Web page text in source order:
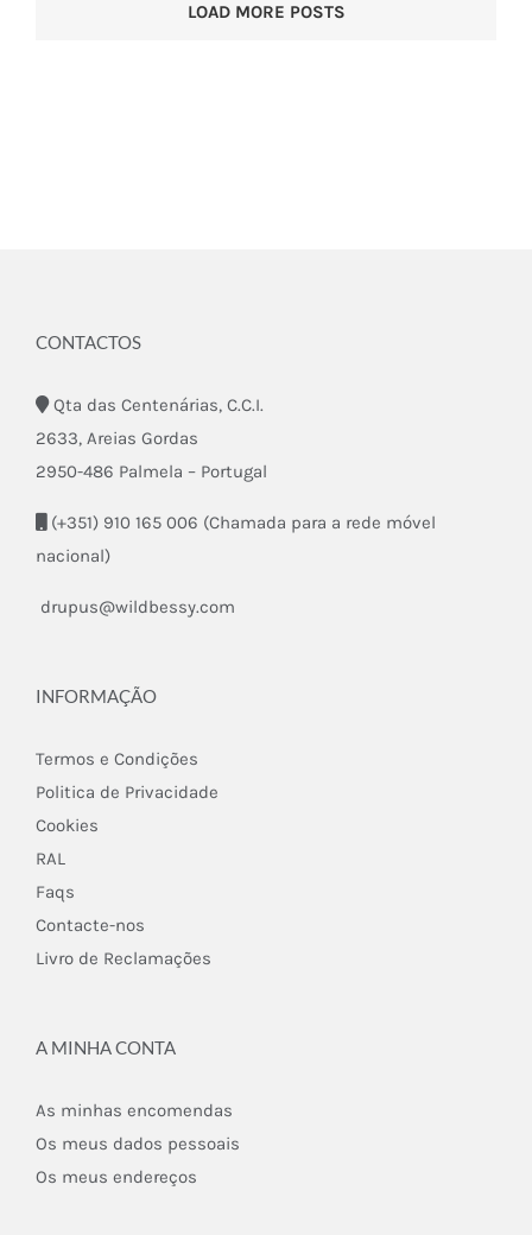
LOAD MORE POSTS
CONTACTOS
Qta das Centenárias, C.C.I.
2633, Areias Gordas
2950-486 Palmela – Portugal
(+351) 910 165 006 (Chamada para a rede móvel
nacional)
drupus@wildbessy.com
INFORMAÇÃO
Termos e Condições
Politica de Privacidade
Cookies
RAL
Faqs
Contacte-nos
Livro de Reclamações
A MINHA CONTA
As minhas encomendas
Os meus dados pessoais
Os meus endereços